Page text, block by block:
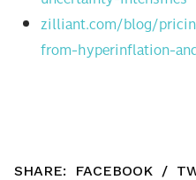
zilliant.com/blog/
from-hyperinflation-
SHARE: FACEBOOK /